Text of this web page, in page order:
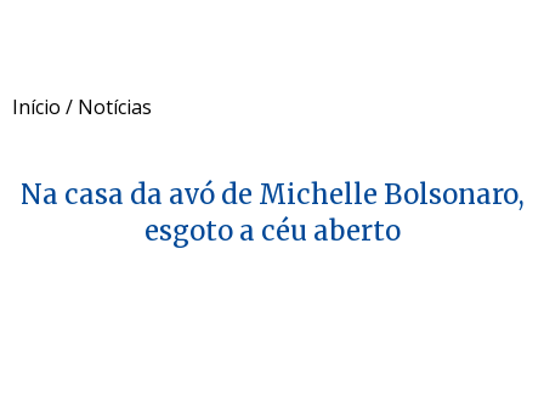
Início / Notícias
Na casa da avó de Michelle Bolsonaro,
esgoto a céu aberto